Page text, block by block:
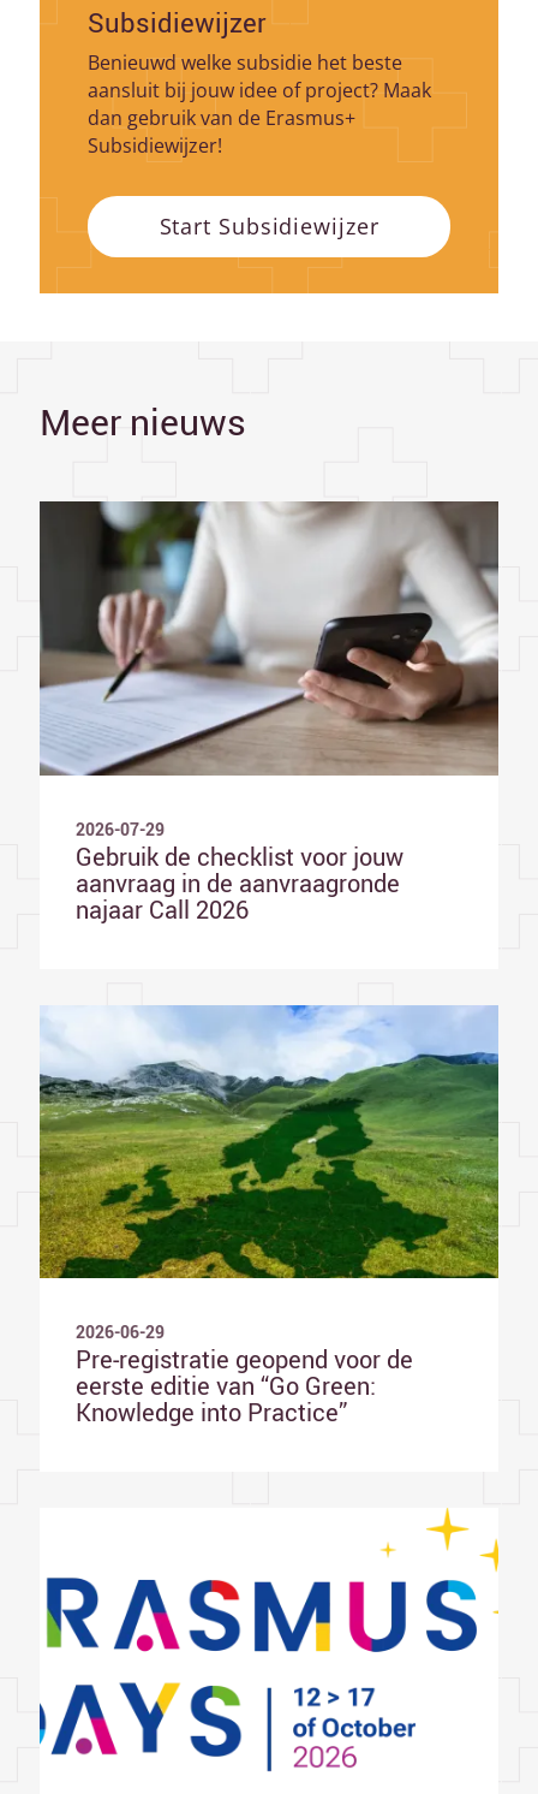
Subsidiewijzer
Benieuwd welke subsidie het beste
aansluit bij jouw idee of project? Maak
dan gebruik van de Erasmus+
Subsidiewijzer!
Start Subsidiewijzer
Meer nieuws
2026-07-29
Gebruik de checklist voor jouw
aanvraag in de aanvraagronde
najaar Call 2026
2026-06-29
Pre-registratie geopend voor de
eerste editie van “Go Green:
Knowledge into Practice”